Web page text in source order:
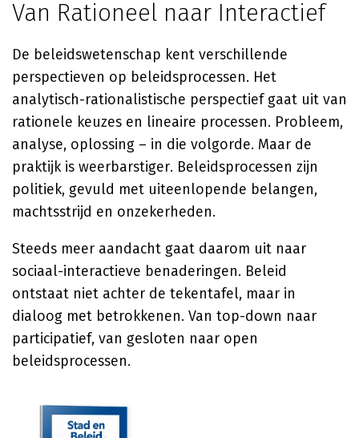
Van Rationeel naar Interactief
De beleidswetenschap kent verschillende
perspectieven op beleidsprocessen. Het
analytisch-rationalistische perspectief gaat uit van
rationele keuzes en lineaire processen. Probleem,
analyse, oplossing – in die volgorde. Maar de
praktijk is weerbarstiger. Beleidsprocessen zijn
politiek, gevuld met uiteenlopende belangen,
machtsstrijd en onzekerheden.
Steeds meer aandacht gaat daarom uit naar
sociaal-interactieve benaderingen. Beleid
ontstaat niet achter de tekentafel, maar in
dialoog met betrokkenen. Van top-down naar
participatief, van gesloten naar open
beleidsprocessen.